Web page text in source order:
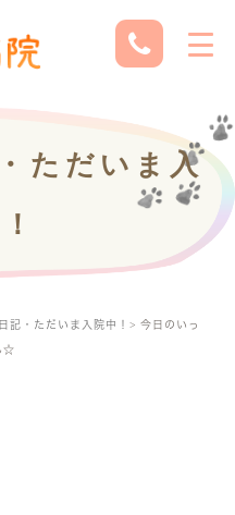
ただいま入
記・ただいま入院中！ 今日のいっ
☆